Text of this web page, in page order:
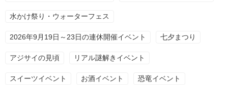
水かけ祭り・ウォーターフェス
2026年9月19日～23日の連休開催イベント 七夕まつり
アジサイの見頃 リアル謎解きイベント
スイーツイベント お酒イベント 恐竜イベント